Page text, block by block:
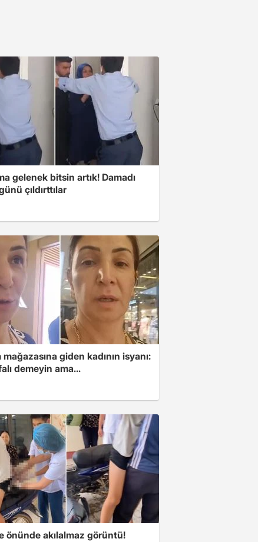
gelenek bitsin artık! Damadı
çıldırttılar
giden kadının isyanı:
demeyin ama...
önünde akılalmaz görüntü!